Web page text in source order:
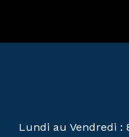
Lundi au Vendredi :